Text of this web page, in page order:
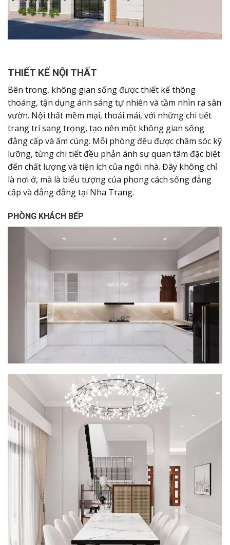
THIẾT KẾ NỘI THẤT
Bên trong, không gian sống được thiết kế thông
thoáng, tận dụng ánh sáng tự nhiên và tầm nhìn ra sân
vườn. Nội thất mềm mại, thoải mái, với những chi tiết
trang trí sang trọng, tạo nên một không gian sống
đẳng cấp và ấm cúng. Mỗi phòng đều được chăm sóc kỹ
lưỡng, từng chi tiết đều phản ánh sự quan tâm đặc biệt
đến chất lượng và tiện ích của ngôi nhà. Đây không chỉ
là nơi ở, mà là biểu tượng của phong cách sống đẳng
cấp và đẳng đẳng tại Nha Trang.
PHÒNG KHÁCH BẾP